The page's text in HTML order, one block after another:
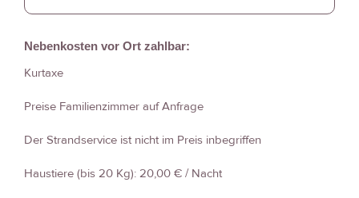
Nebenkosten vor Ort zahlbar:
Kurtaxe
Preise Familienzimmer auf Anfrage
Der Strandservice ist nicht im Preis inbegriffen
Haustiere (bis 20 Kg): 20,00 € / Nacht